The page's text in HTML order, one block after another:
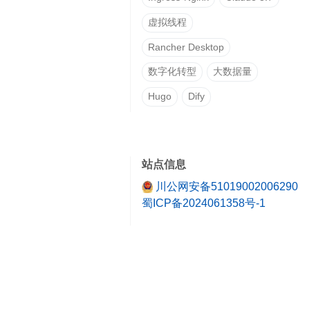
虚拟线程
Rancher Desktop
数字化转型 大数据量
Hugo Dify
站点信息
川公网安备51019002006290
蜀ICP备2024061358号-1